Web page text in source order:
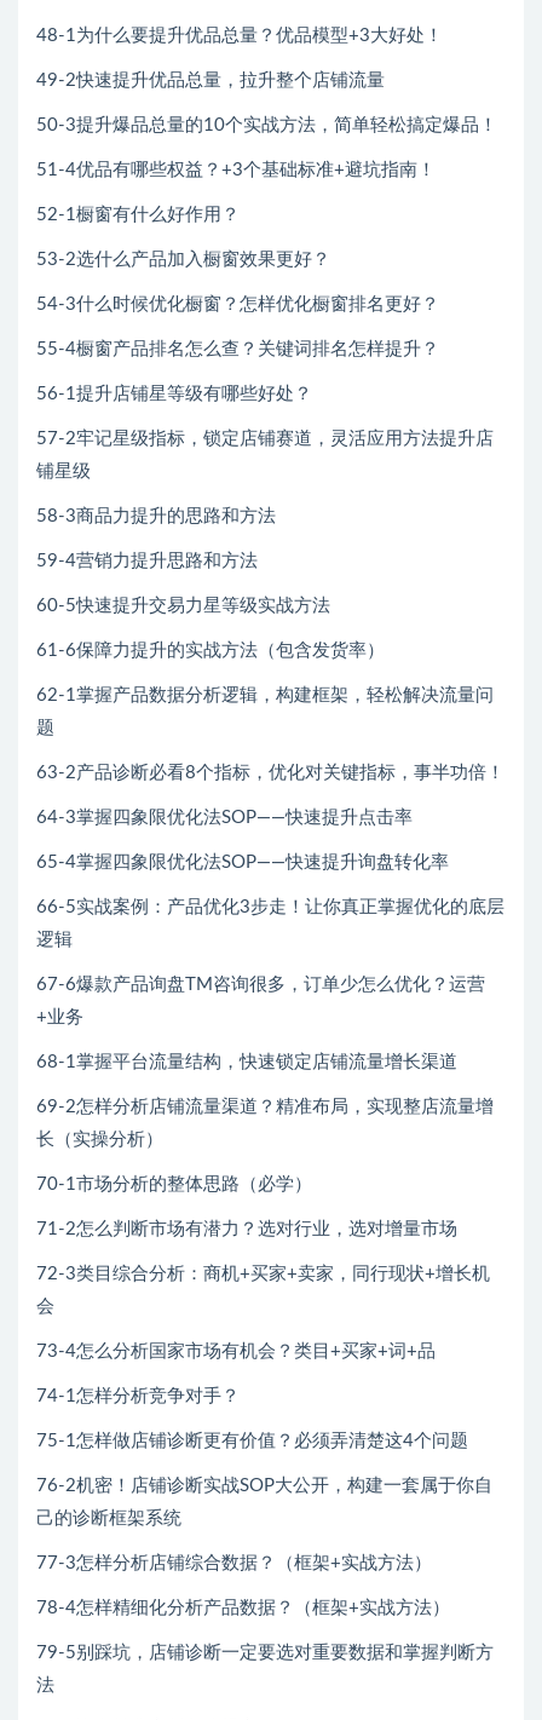
48-1为什么要提升优品总量？优品模型+3大好处！
49-2快速提升优品总量，拉升整个店铺流量
50-3提升爆品总量的10个实战方法，简单轻松搞定爆品！
51-4优品有哪些权益？+3个基础标准+避坑指南！
52-1橱窗有什么好作用？
53-2选什么产品加入橱窗效果更好？
54-3什么时候优化橱窗？怎样优化橱窗排名更好？
55-4橱窗产品排名怎么查？关键词排名怎样提升？
56-1提升店铺星等级有哪些好处？
57-2牢记星级指标，锁定店铺赛道，灵活应用方法提升店
铺星级
58-3商品力提升的思路和方法
59-4营销力提升思路和方法
60-5快速提升交易力星等级实战方法
61-6保障力提升的实战方法（包含发货率）
62-1掌握产品数据分析逻辑，构建框架，轻松解决流量问
题
63-2产品诊断必看8个指标，优化对关键指标，事半功倍！
64-3掌握四象限优化法SOP——快速提升点击率
65-4掌握四象限优化法SOP——快速提升询盘转化率
66-5实战案例：产品优化3步走！让你真正掌握优化的底层
逻辑
67-6爆款产品询盘TM咨询很多，订单少怎么优化？运营
+业务
68-1掌握平台流量结构，快速锁定店铺流量增长渠道
69-2怎样分析店铺流量渠道？精准布局，实现整店流量增
长（实操分析）
70-1市场分析的整体思路（必学）
71-2怎么判断市场有潜力？选对行业，选对增量市场
72-3类目综合分析：商机+买家+卖家，同行现状+增长机
会
73-4怎么分析国家市场有机会？类目+买家+词+品
74-1怎样分析竞争对手？
75-1怎样做店铺诊断更有价值？必须弄清楚这4个问题
76-2机密！店铺诊断实战SOP大公开，构建一套属于你自
己的诊断框架系统
77-3怎样分析店铺综合数据？（框架+实战方法）
78-4怎样精细化分析产品数据？（框架+实战方法）
79-5别踩坑，店铺诊断一定要选对重要数据和掌握判断方
法